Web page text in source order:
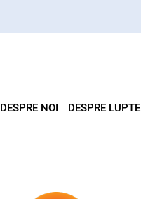
DESPRE NOI DESPRE LUPTE